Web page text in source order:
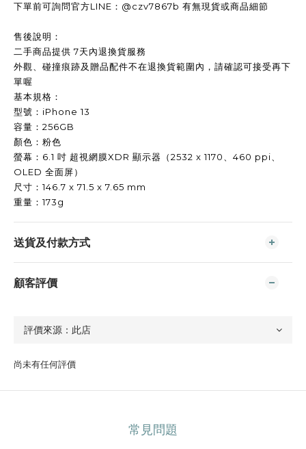
下單前可詢問官方LINE：@czv7867b 有無現貨或商品細節
售後說明：
二手商品提供 7天內退換貨服務
外觀、碰撞痕跡及贈品配件不在退換貨範圍內，請確認可接受再下
單喔
基本規格：
型號：iPhone 13
容量：256GB
顏色：粉色
螢幕：6.1 吋 超視網膜XDR 顯示器（2532 x 1170、460 ppi、
OLED 全面屏）
尺寸：146.7 x 71.5 x 7.65 mm
重量：173g
送貨及付款方式
顧客評價
尚未有任何評價
常見問題